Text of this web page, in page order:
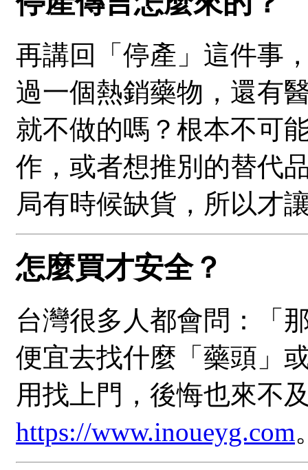
再講回「停產」這件事
過一個熱銷藥物，還有
就不做的嗎？根本不可
作，或者想推別的替代
局有時候缺貨，所以才
怎麼買才安全？
台灣很多人都會問：「
便宜去找什麼「藥頭」
用找上門，後悔也來不
https://www.inoueyg.com